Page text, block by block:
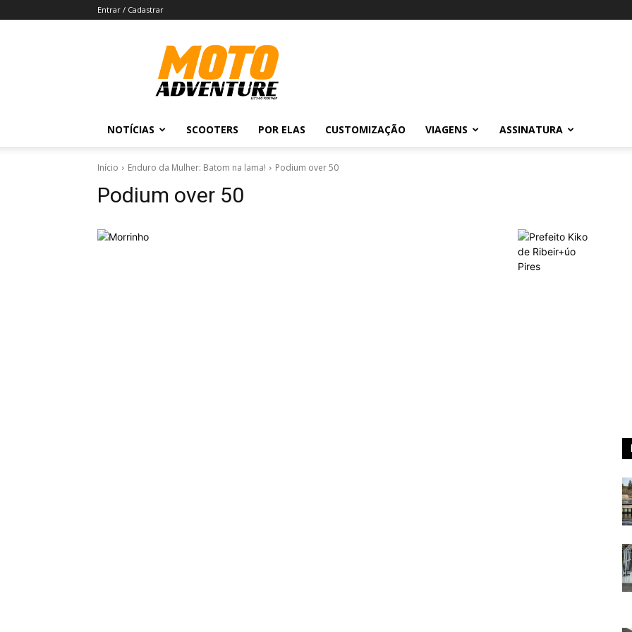
Entrar / Cadastrar
Revista
Moto
Adventure
NOTÍCIAS SCOOTERS POR ELAS CUSTOMIZAÇÃO VIAGENS ASSINATURA
Início Enduro da Mulher: Batom na lama! Podium over 50
Podium over 50